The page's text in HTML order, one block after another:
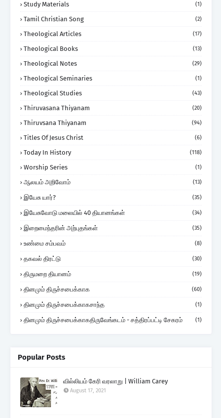
Study Materials (1)
Tamil Christian Song (2)
Theological Articles (17)
Theological Books (13)
Theological Notes (29)
Theological Seminaries (1)
Theological Studies (43)
Thiruvasana Thiyanam (20)
Thiruvsana Thiyanam (94)
Titles Of Jesus Christ (6)
Today In History (118)
Worship Series (1)
ஆலயம் அறிவோம் (13)
இயேசு யார்? (35)
இயேசுவோடு மலையில் 40 தியானங்கள் (34)
இறைமைந்தரின் அற்புதங்கள் (35)
உண்மை சம்பவம் (8)
தகவல் திரட்டு (30)
திருமறை தியானம் (19)
தினமும் திருச்சபைக்காக (60)
தினமும் திருச்சபைக்காகசாந்த (1)
தினமும் திருச்சபைக்காகதிருவேங்கடம் - சத்திரப்பட்டி சேகரம் (1)
Popular Posts
வில்லியம் கேரி வரலாறு | William Carey
August 17, 2021